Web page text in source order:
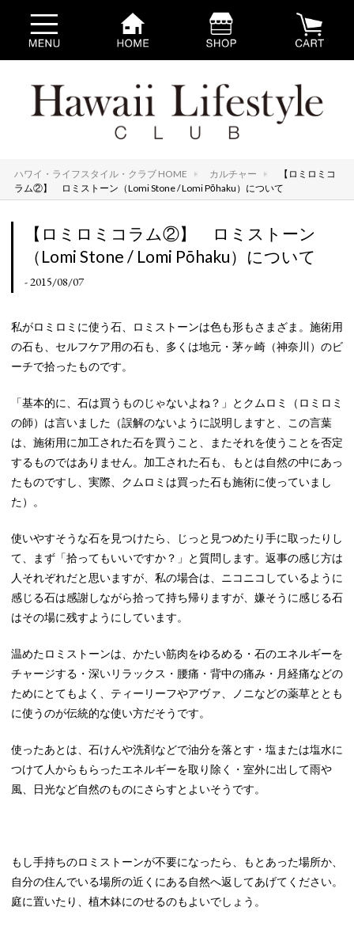
ハワイ・ライフスタイル・クラブ HOME カルチャー
【ロミロミコ
ラム②】 ロミストーン（Lomi Stone / Lomi Pōhaku）について
【ロミロミコラム②】 ロミストーン
（Lomi Stone / Lomi Pōhaku）について
- 2015/08/07
私がロミロミに使う石、ロミストーンは色も形もさまざま。施術用
の石も、セルフケア用の石も、多くは地元・茅ヶ崎（神奈川）のビ
ーチで拾ったものです。
「基本的に、石は買うものじゃないよね？」とクムロミ（ロミロミ
の師）は言いました（誤解のないように説明しますと、この言葉
は、施術用に加工された石を買うこと、またそれを使うことを否定
するものではありません。加工された石も、もとは自然の中にあっ
たものですし、実際、クムロミは買った石も施術に使っていまし
た）。
使いやすそうな石を見つけたら、じっと見つめたり手に取ったりし
て、まず「拾ってもいいですか？」と質問します。返事の感じ方は
人それぞれだと思いますが、私の場合は、ニコニコしているように
感じる石は感謝しながら拾って持ち帰りますが、嫌そうに感じる石
はその場に残すようにしています。
温めたロミストーンは、かたい筋肉をゆるめる・石のエネルギーを
チャージする・深いリラックス・腰痛・背中の痛み・月経痛などの
ためにとてもよく、ティーリーフやアヴァ、ノニなどの薬草ととも
に使うのが伝統的な使い方だそうです。
使ったあとは、石けんや洗剤などで油分を落とす・塩または塩水に
つけて人からもらったエネルギーを取り除く・室外に出して雨や
風、日光など自然のものにさらすとよいそうです。
もし手持ちのロミストーンが不要になったら、もとあった場所か、
自分の住んでいる場所の近くにある自然へ返してあげてください。
庭に置いたり、植木鉢にのせるのもよいでしょう。